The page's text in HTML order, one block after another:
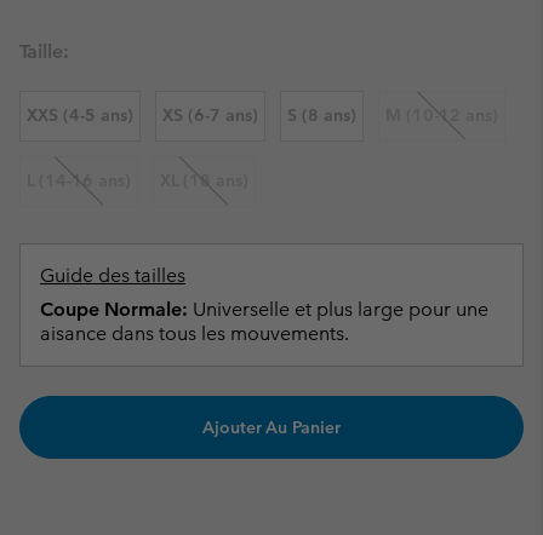
Taille:
XXS (4-5 ans) XS (6-7 ans) S (8 ans) M (10-12 ans)
L (14-16 ans) XL (18 ans)
Guide des tailles
Coupe Normale: Universelle et plus large pour une
aisance dans tous les mouvements.
Ajouter Au Panier